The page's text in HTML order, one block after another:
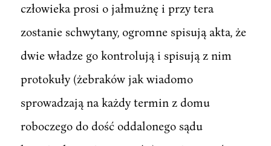
człowieka prosi o jałmużnę i przy tera
zostanie schwytany, ogromne spisują akta, że
dwie władze go kontrolują i spisują z nim
protokuły (żebraków jak wiadomo
sprowadzają na każdy termin z domu
roboczego do dość oddalonego sądu